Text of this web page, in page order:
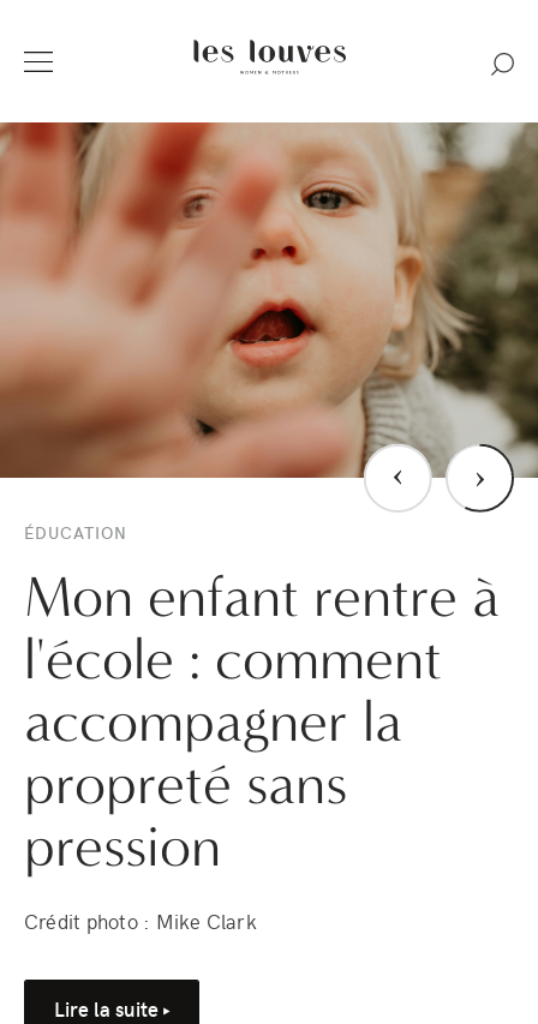
ÉDUCATION
Mon enfant rentre à
l'école : comment
accompagner la
propreté sans
pression
Crédit photo : Mike Clark
Lire la suite
› ›